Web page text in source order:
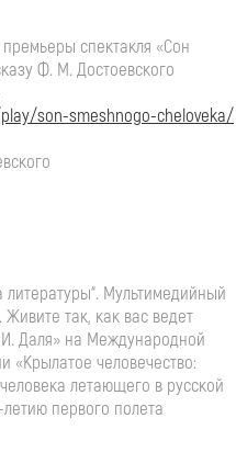
спектакля «Сон
Ф. М. Достоевского
son-smeshnogo-cheloveka/
Мультимедийный
Живите так, как вас ведет
Даля» на Международной
«Крылатое человечество:
летающего в русской
летию первого полета